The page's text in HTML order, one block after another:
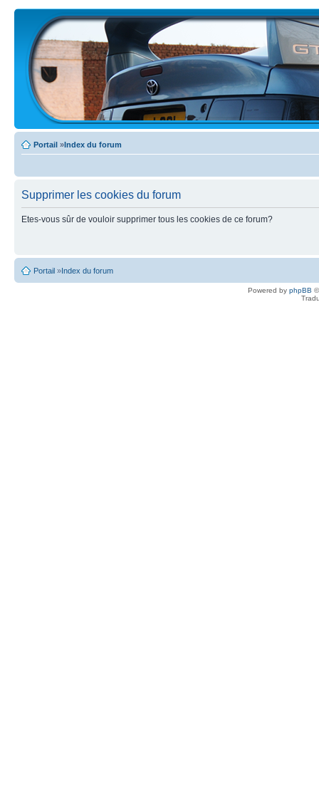
Portail »Index du forum
Supprimer les cookies du forum
Etes-vous sûr de vouloir supprimer tous les cookies de ce forum?
Portail »Index du forum
Powered by phpBB